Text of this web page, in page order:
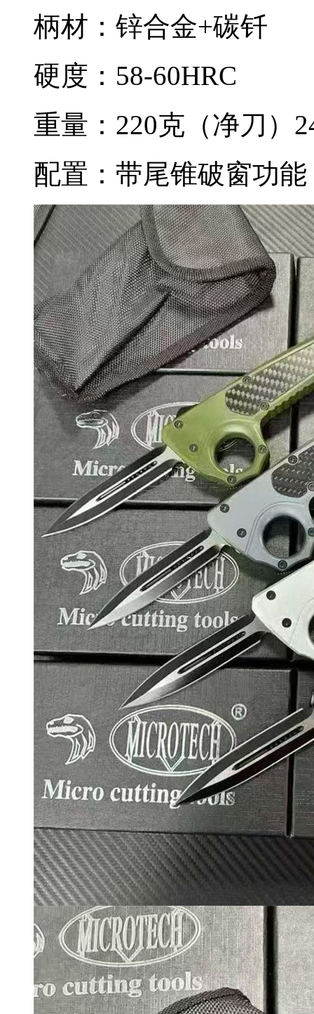
柄材：锌合金+碳钎
硬度：58-60HRC
重量：220克（净刀）
配置：带尾锥破窗功